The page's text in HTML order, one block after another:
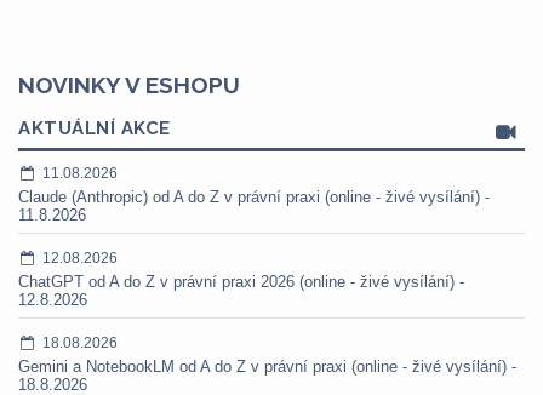
NOVINKY V ESHOPU
AKTUÁLNÍ AKCE
11.08.2026
Claude (Anthropic) od A do Z v právní praxi (online - živé vysílání) -
11.8.2026
12.08.2026
ChatGPT od A do Z v právní praxi 2026 (online - živé vysílání) -
12.8.2026
18.08.2026
Gemini a NotebookLM od A do Z v právní praxi (online - živé vysílání) -
18.8.2026